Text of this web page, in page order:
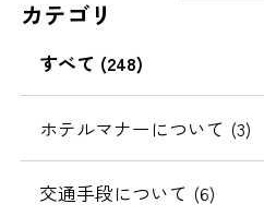
ジ
動
カテゴリ
すべて (248)
ホテルマナーについて (3)
交通手段について (6)